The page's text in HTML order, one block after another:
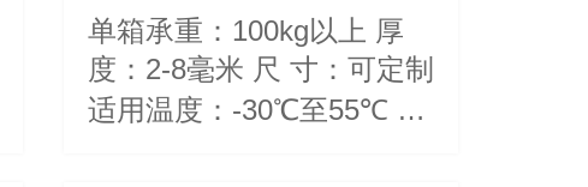
单箱承重：100kg以上 厚
度：2-8毫米 尺 寸：可定制
适用温度：-30℃至55℃ 产